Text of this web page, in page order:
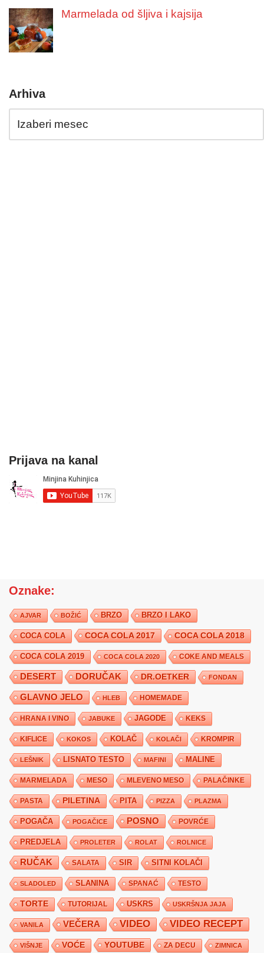
Marmelada od šljiva i kajsija
Arhiva
Prijava na kanal
Oznake:
AJVAR BOŽIĆ BRZO BRZO I LAKO
COCA COLA COCA COLA 2017 COCA COLA 2018
COCA COLA 2019 COCA COLA 2020 COKE AND MEALS
DESERT DORUČAK DR.OETKER FONDAN
GLAVNO JELO HLEB HOMEMADE
HRANA I VINO JABUKE JAGODE KEKS
KIFLICE KOKOS KOLAČ KOLAČI KROMPIR
LEŠNIK LISNATO TESTO MAFINI MALINE
MARMELADA MESO MLEVENO MESO PALAČINKE
PASTA PILETINA PITA PIZZA PLAZMA
POGAČA POGAČICE POSNO POVRĆE
PREDJELA PROLETER ROLAT ROLNICE
RUČAK SALATA SIR SITNI KOLAČI
SLADOLED SLANINA SPANAĆ TESTO
TORTE TUTORIJAL USKRS USKRŠNJA JAJA
VANILA VEČERA VIDEO VIDEO RECEPT
VIŠNJE VOĆE YOUTUBE ZA DECU ZIMNICA